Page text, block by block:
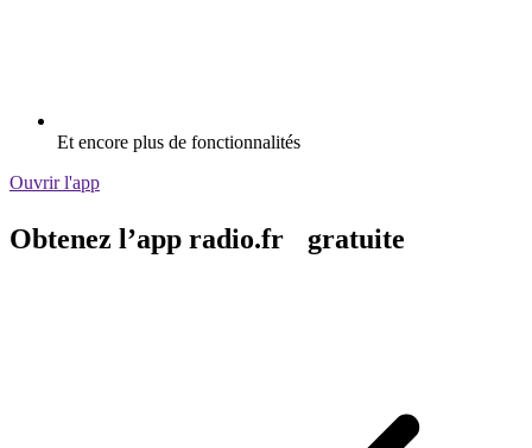
Et encore plus de fonctionnalités
Ouvrir l'app
Obtenez l’app radio.fr gratuite